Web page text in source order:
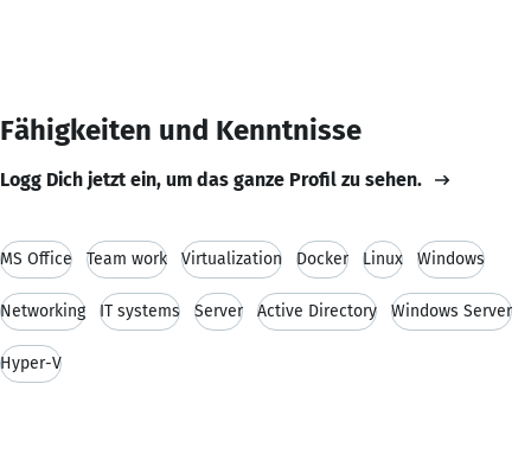
Fähigkeiten und Kenntnisse
Logg Dich jetzt ein, um das ganze Profil zu sehen.
MS Office Team work Virtualization Docker Linux Windows
Networking IT systems Server Active Directory Windows Server
Hyper-V